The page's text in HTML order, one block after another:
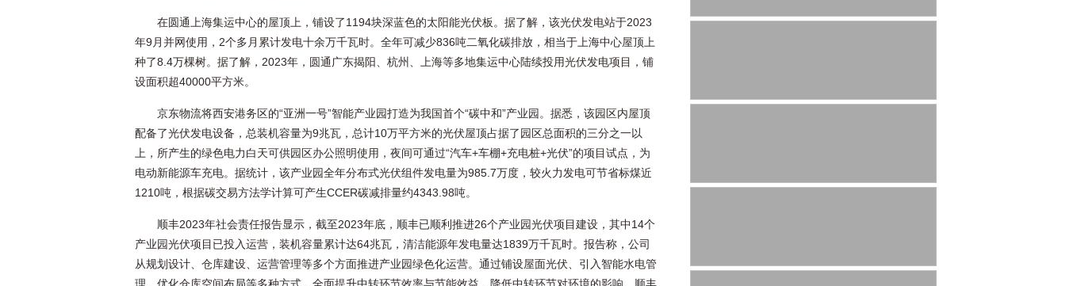
在圆通上海集运中心的屋顶上，铺设了1194块深蓝色的太阳能光伏板。据了解，该光伏发电站于2023
年9月并网使用，2个多月累计发电十余万千瓦时。全年可减少836吨二氧化碳排放，相当于上海中心屋顶上
种了8.4万棵树。据了解，2023年，圆通广东揭阳、杭州、上海等多地集运中心陆续投用光伏发电项目，铺
设面积超40000平方米。
京东物流将西安港务区的“亚洲一号”智能产业园打造为我国首个“碳中和”产业园。据悉，该园区内屋顶
配备了光伏发电设备，总装机容量为9兆瓦，总计10万平方米的光伏屋顶占据了园区总面积的三分之一以
上，所产生的绿色电力白天可供园区办公照明使用，夜间可通过“汽车+车棚+充电桩+光伏”的项目试点，为
电动新能源车充电。据统计，该产业园全年分布式光伏组件发电量为985.7万度，较火力发电可节省标煤近
1210吨，根据碳交易方法学计算可产生CCER碳减排量约4343.98吨。
顺丰2023年社会责任报告显示，截至2023年底，顺丰已顺利推进26个产业园光伏项目建设，其中14个
产业园光伏项目已投入运营，装机容量累计达64兆瓦，清洁能源年发电量达1839万千瓦时。报告称，公司
从规划设计、仓库建设、运营管理等多个方面推进产业园绿色化运营。通过铺设屋面光伏、引入智能水电管